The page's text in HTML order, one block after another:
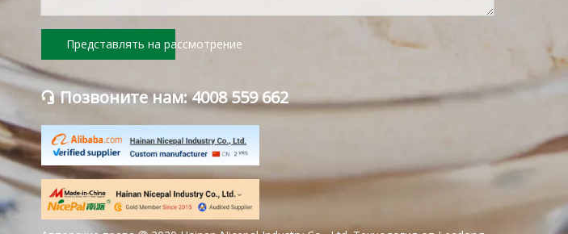
Представлять на рассмотрение
Позвоните нам: 4008 559 662